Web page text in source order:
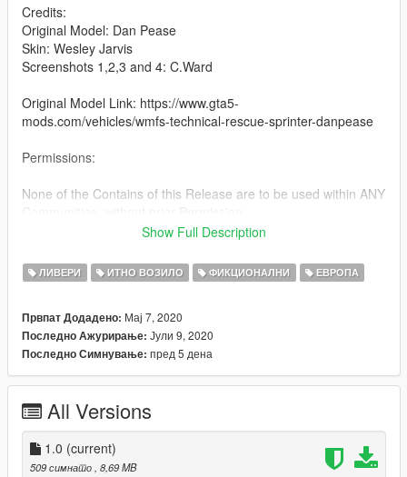
Credits:
Original Model: Dan Pease
Skin: Wesley Jarvis
Screenshots 1,2,3 and 4: C.Ward
Original Model Link: https://www.gta5-
mods.com/vehicles/wmfs-technical-rescue-sprinter-danpease
Permissions:
None of the Contains of this Release are to be used within ANY
Patch Day, then drag the downloaded .ytd in.
Show Full Description
ЛИВЕРИ ИТНО ВОЗИЛО ФИКЦИОНАЛНИ ЕВРОПА
Првпат Додадено: Мај 7, 2020
Последно Ажурирање: Јули 9, 2020
Последно Симнување: пред 5 дена
All Versions
1.0 (current)
509 симнато , 8,69 MB